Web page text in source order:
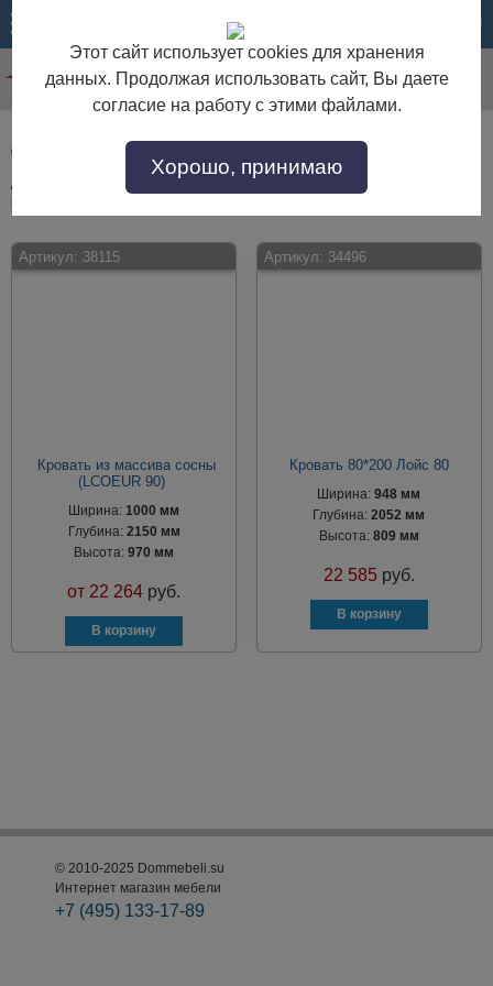
Детская мебель 80х200 см
Детская мебель 80х200 см по выгодной цене. Покупайте в интернет-
Артикул: 38115
Кровать из массива сосны
(LCOEUR 90)
Ширина:1000 мм
Глубина: 2150 мм
Высота:970 мм
от 22 264 руб.
Артикул: 34496
Кровать 80*200 Лойс 80
Ширина:948 мм
Глубина:2052 мм
Высота: 809 мм
22 585 руб.
© 2010-2025 Dommebeli.su
Интернет магазин мебели
+7 (495) 133-17-89
Этот сайт использует cookies для хранения
данных. Продолжая использовать сайт, Вы даете
согласие на работу с этими файлами.
Хорошо, принимаю